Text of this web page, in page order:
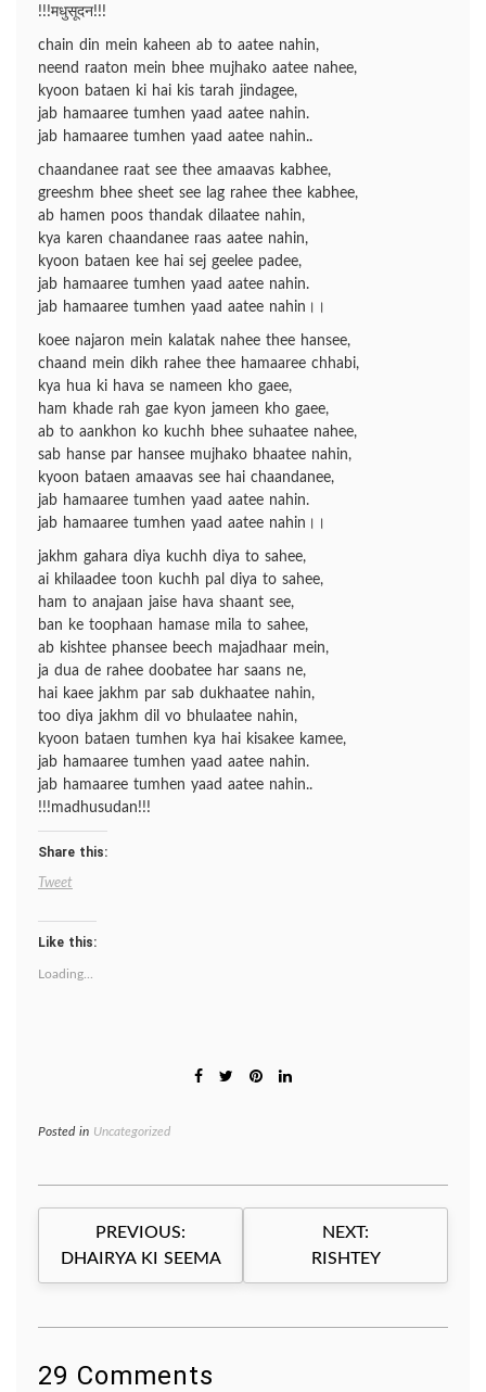
!!!मधुसूदन!!!
chain din mein kaheen ab to aatee nahin,
neend raaton mein bhee mujhako aatee nahee,
kyoon bataen ki hai kis tarah jindagee,
jab hamaaree tumhen yaad aatee nahin.
jab hamaaree tumhen yaad aatee nahin..
chaandanee raat see thee amaavas kabhee,
greeshm bhee sheet see lag rahee thee kabhee,
ab hamen poos thandak dilaatee nahin,
kya karen chaandanee raas aatee nahin,
kyoon bataen kee hai sej geelee padee,
jab hamaaree tumhen yaad aatee nahin.
jab hamaaree tumhen yaad aatee nahin।।
koee najaron mein kalatak nahee thee hansee,
chaand mein dikh rahee thee hamaaree chhabi,
kya hua ki hava se nameen kho gaee,
ham khade rah gae kyon jameen kho gaee,
ab to aankhon ko kuchh bhee suhaatee nahee,
sab hanse par hansee mujhako bhaatee nahin,
kyoon bataen amaavas see hai chaandanee,
jab hamaaree tumhen yaad aatee nahin.
jab hamaaree tumhen yaad aatee nahin।।
jakhm gahara diya kuchh diya to sahee,
ai khilaadee toon kuchh pal diya to sahee,
ham to anajaan jaise hava shaant see,
ban ke toophaan hamase mila to sahee,
ab kishtee phansee beech majadhaar mein,
ja dua de rahee doobatee har saans ne,
hai kaee jakhm par sab dukhaatee nahin,
too diya jakhm dil vo bhulaatee nahin,
kyoon bataen tumhen kya hai kisakee kamee,
jab hamaaree tumhen yaad aatee nahin.
jab hamaaree tumhen yaad aatee nahin..
!!!madhusudan!!!
Share this:
Tweet
Like this:
Loading...
Posted in Uncategorized
Post
navigation
PREVIOUS:
DHAIRYA KI SEEMA
NEXT:
RISHTEY
29 Comments